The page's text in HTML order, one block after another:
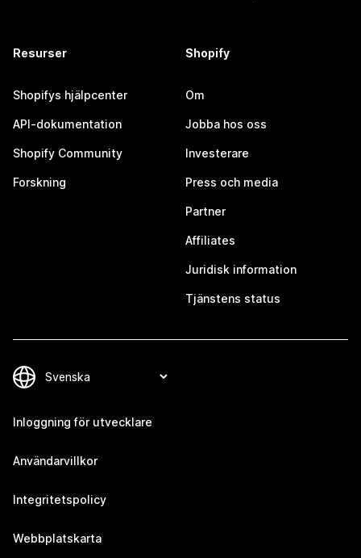
Resurser
Shopifys hjälpcenter
API-dokumentation
Shopify Community
Forskning
Shopify
Om
Jobba hos oss
Investerare
Press och media
Partner
Affiliates
Juridisk information
Tjänstens status
Inloggning för utvecklare
Användarvillkor
Integritetspolicy
Webbplatskarta